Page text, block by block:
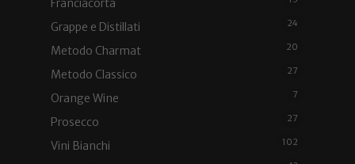
Franciacorta
Grappe e Distillati 24
Metodo Charmat 20
Metodo Classico 27
Orange Wine 7
Prosecco 27
Vini Bianchi 102